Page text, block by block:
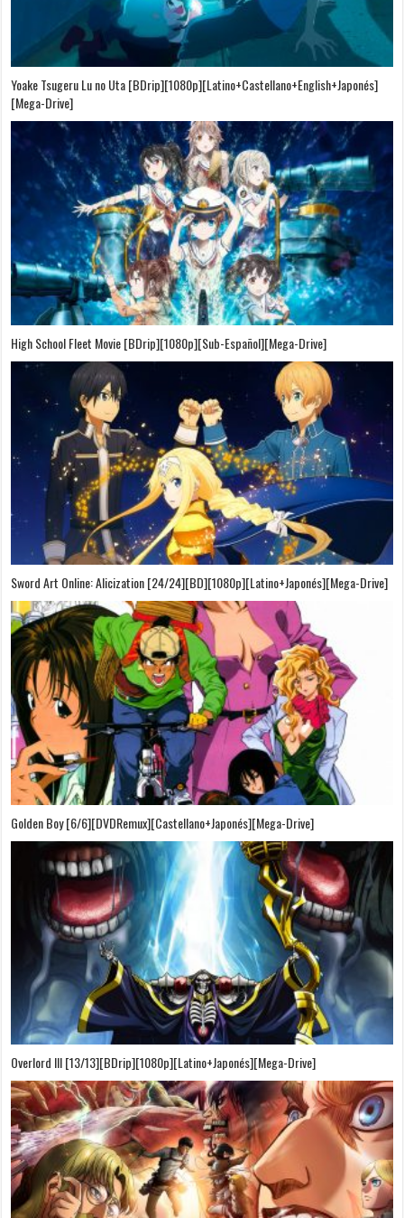
Yoake Tsugeru Lu no Uta [BDrip][1080p][Latino+Castellano+English+Japonés]
[Mega-Drive]
High School Fleet Movie [BDrip][1080p][Sub-Español][Mega-Drive]
Sword Art Online: Alicization [24/24][BD][1080p][Latino+Japonés][Mega-Drive]
Golden Boy [6/6][DVDRemux][Castellano+Japonés][Mega-Drive]
Overlord III [13/13][BDrip][1080p][Latino+Japonés][Mega-Drive]